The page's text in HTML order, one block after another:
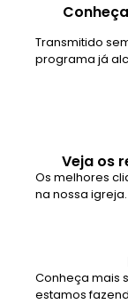
Transmitido
programa já
Veja os
Os melhores
na nossa igreja.
Conheça mais
estamos